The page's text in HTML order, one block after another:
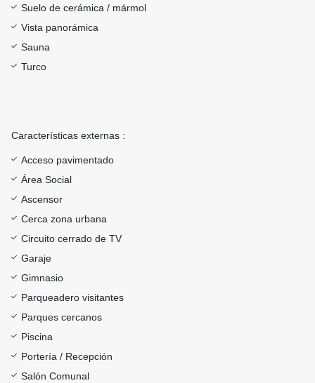
Suelo de cerámica / mármol
Vista panorámica
Sauna
Turco
Características externas :
Acceso pavimentado
Área Social
Ascensor
Cerca zona urbana
Circuito cerrado de TV
Garaje
Gimnasio
Parqueadero visitantes
Parques cercanos
Piscina
Portería / Recepción
Salón Comunal